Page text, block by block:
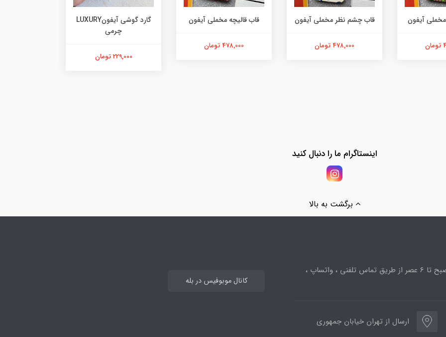
آیفون قاب چشم نظر مخملی آیفون
478,000 تومان
قاب قالیچه مخملی آیفون
478,000 تومان
گارد گوشی آیفونLUXURY
چرمی
229,000 تومان
اینستاگرام ما را دنبال کنید
برگشت به بالا
ساعت پاسخگویی از 10صبح تا 6 عصر از طریق تماس تلفنی ، واتساپ ،
ارسال از تهران خیابان جمهوری
کانال موبوفیس در بله